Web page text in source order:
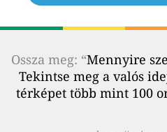
Ossza meg: “Mennyire
Tekintse meg a valós
térképet több mint 100